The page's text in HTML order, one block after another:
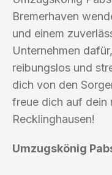
Bremerhaven
und einem
Unternehmen
reibungslos und
dich von den
freue dich auf dein
Recklinghausen!
Umzugskönig